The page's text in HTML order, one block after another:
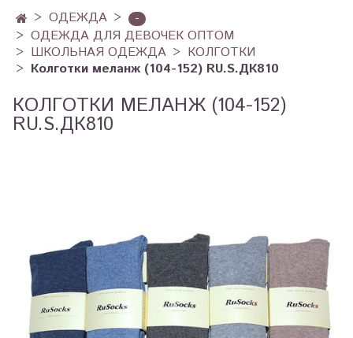
ОДЕЖДА
-
ОДЕЖДА ДЛЯ ДЕВОЧЕК ОПТОМ
ШКОЛЬНАЯ ОДЕЖДА
КОЛГОТКИ
Колготки меланж (104-152) RU.S.ДК810
КОЛГОТКИ МЕЛАНЖ (104-152)
RU.S.ДК810